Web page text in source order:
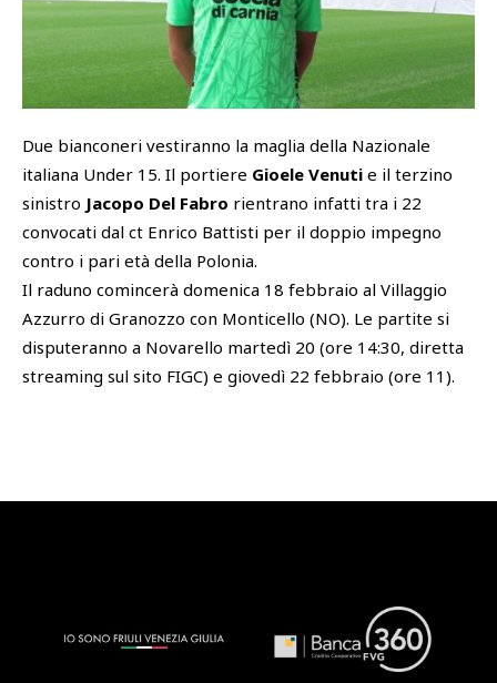
Academy
Cattedra Universidad Europea
Esports
SHOP
PHOTOGALLERY
Due bianconeri vestiranno la maglia della Nazionale
italiana Under 15. Il portiere Gioele Venuti e il terzino
sinistro Jacopo Del Fabro rientrano infatti tra i 22
convocati dal ct Enrico Battisti per il doppio impegno
contro i pari età della Polonia.
Il raduno comincerà domenica 18 febbraio al Villaggio
Azzurro di Granozzo con Monticello (NO). Le partite si
disputeranno a Novarello martedì 20 (ore 14:30, diretta
streaming sul sito FIGC) e giovedì 22 febbraio (ore 11).